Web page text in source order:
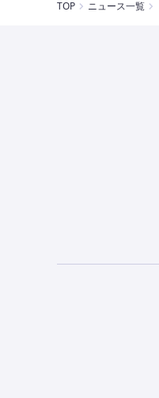
TOP ニュース一覧